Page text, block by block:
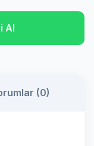
Al
(0)